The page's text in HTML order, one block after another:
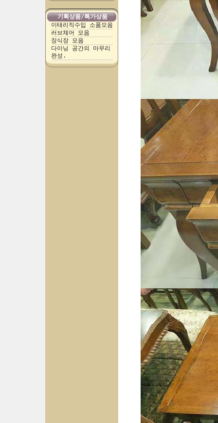
기획상품/특가상품
이태리직수입 소품모음
러브체어 모음
장식장 모음
다이닝 공간의 마무리
완성.